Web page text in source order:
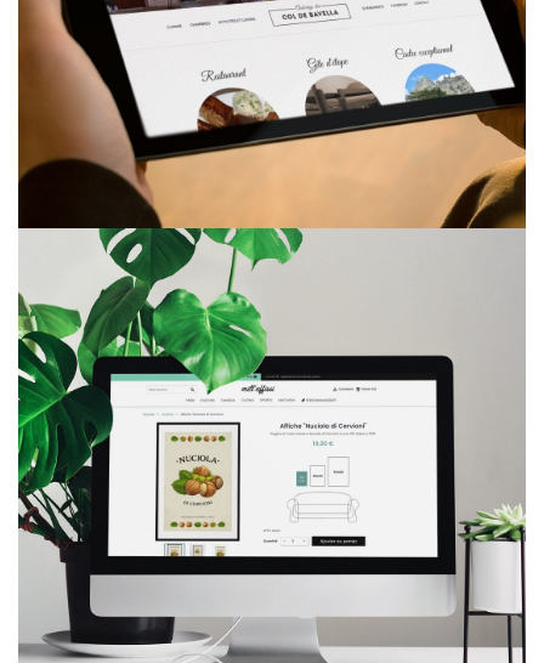
Auberge du Col de Bavella
SITE INTERNET
Mill’affissi